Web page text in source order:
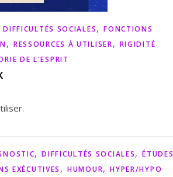
DIFFICULTÉS SOCIALES,FONCTIONS
, RESSOURCES À UTILISER, RIGIDITÉ
DE L'ESPRIT
,DIFFICULTÉS SOCIALES,ÉTUDES
EXÉCUTIVES ,HUMOUR,HYPER/HYPO